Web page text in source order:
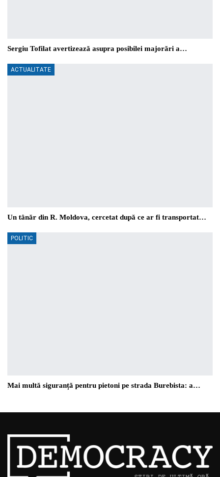
Sergiu Tofilat avertizează asupra posibilei majorări a…
ACTUALITATE
Un tânăr din R. Moldova, cercetat după ce ar fi transportat…
POLITIC
Mai multă siguranță pentru pietoni pe strada Burebista: a…